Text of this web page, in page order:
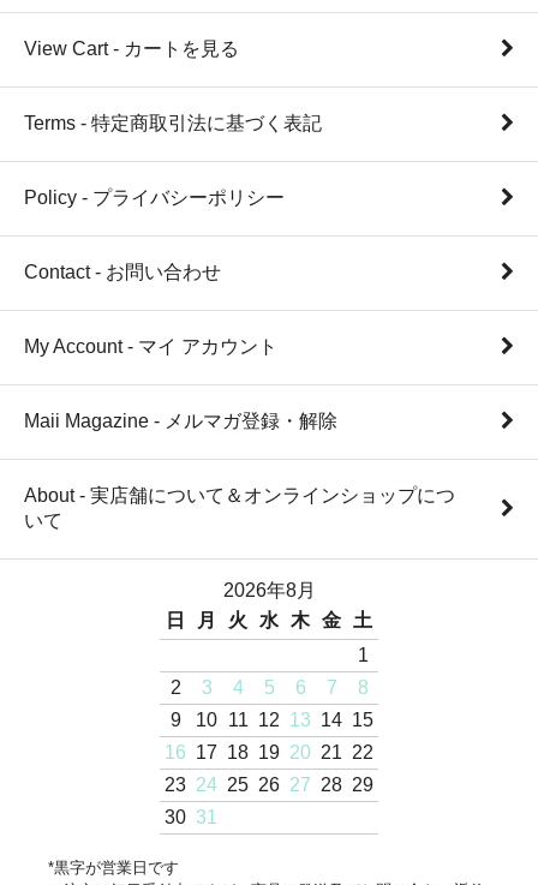
View Cart - カートを見る
Terms - 特定商取引法に基づく表記
Policy - プライバシーポリシー
Contact - お問い合わせ
My Account - マイ アカウント
Maii Magazine - メルマガ登録・解除
About - 実店舗について＆オンラインショップにつ
いて
2026年8月
日
月 火 水 木 金
土
1
2
3 4 5 6 7
8
9
10 11 12 13 14 15
16 17 18 19 20 21 22
23 24 25 26 27 28 29
30 31
*黒字が営業日です